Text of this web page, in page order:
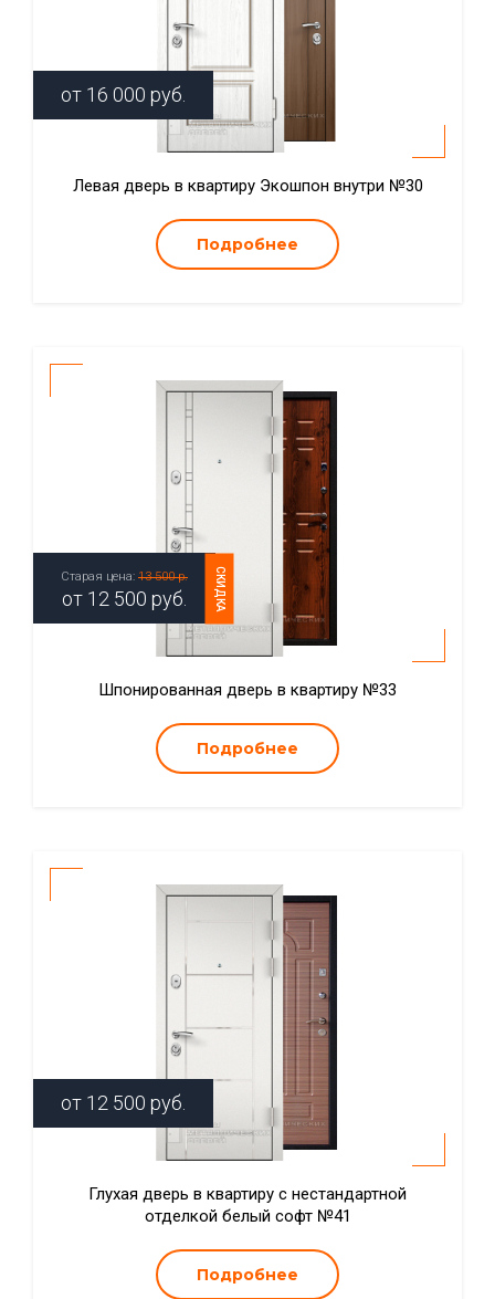
от 16 000 руб.
Левая дверь в квартиру Экошпон внутри №30
Подробнее
СКИДКА
Старая цена: 13 500 р.
от 12 500 руб.
Шпонированная дверь в квартиру №33
Подробнее
от 12 500 руб.
Глухая дверь в квартиру с нестандартной
отделкой белый софт №41
Подробнее